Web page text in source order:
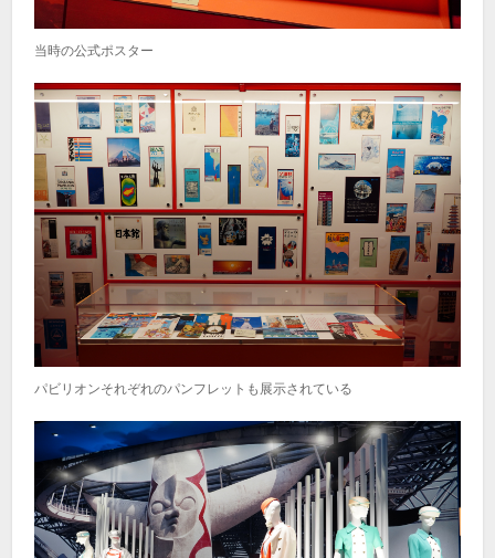
当時の公式ポスター
パビリオンそれぞれのパンフレットも展示されている